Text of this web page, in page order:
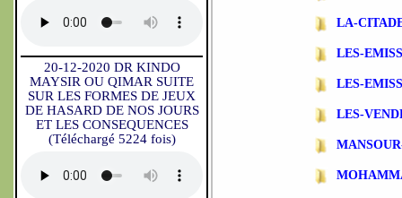
20-12-2020 DR KINDO
MAYSIR OU QIMAR SUITE
SUR LES FORMES DE JEUX
DE HASARD DE NOS JOURS
ET LES CONSEQUENCES
(Téléchargé 5224 fois)
LA-
LES-
LES-
LES-